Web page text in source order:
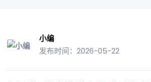
小编
发布时间：2026-05-22